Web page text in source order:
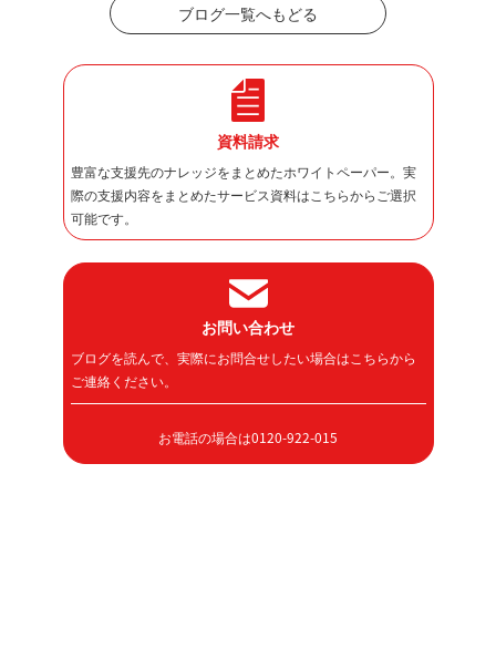
ブログ一覧へもどる
資料請求
豊富な支援先のナレッジをまとめたホワイトペーパー。実
際の支援内容をまとめたサービス資料はこちらからご選択
可能です。
お問い合わせ
ブログを読んで、実際にお問合せしたい場合はこちらから
ご連絡ください。
お電話の場合は0120-922-015